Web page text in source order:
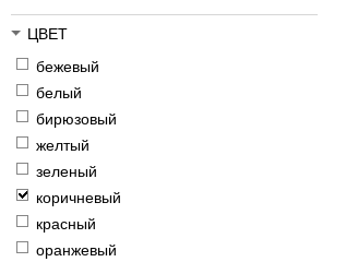
ЦВЕТ
бежевый
белый
бирюзовый
желтый
зеленый
коричневый
красный
оранжевый